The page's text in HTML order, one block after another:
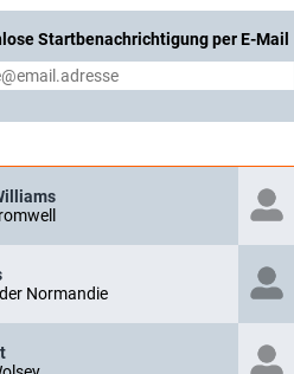
irre - Liebe, Liebe u.s.w.(GB, 1970)
Bettgeschichten oder Wie der
- Ein Streik kommt selten allein
verrückter Urlaub(GB, 1972)
auf Englisch
verrückte Straßenräuber(GB,
der Nation
Columbus!(GB, 1992)
Startbenachrichtigung per E-Mail
Normandie